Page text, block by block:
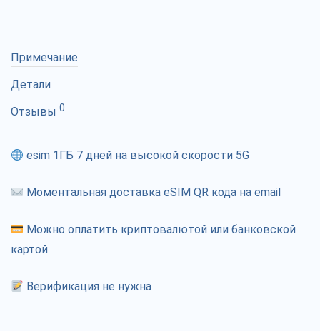
Примечание
Детали
Отзывы 0
esim 1ГБ 7 дней на высокой скорости 5G
Моментальная доставка eSIM QR кода на email
Можно оплатить криптовалютой или банковской
картой
Верификация не нужна